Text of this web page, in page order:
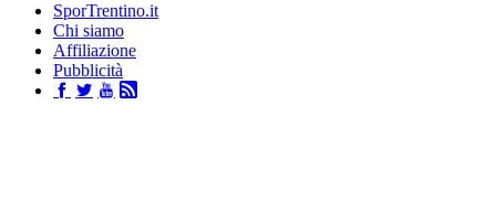
SporTrentino.it
Chi siamo
Affiliazione
Pubblicità